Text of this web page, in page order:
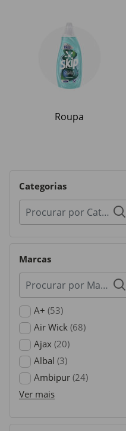
Roupa
Categorias
Procurar
por
Marcas
Procurar
por
marcas
A+ (53)
Refine by Marcas: A+
Air Wick (68)
Refine by Marcas: Air Wick
Ajax (20)
Refine by Marcas: Ajax
Albal (3)
Refine by Marcas: Albal
Ambipur (24)
Refine by Marcas: Ambipur
Ver mais